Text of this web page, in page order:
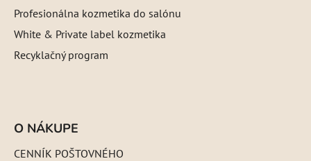
Profesionálna kozmetika do salónu
White & Private label kozmetika
Recyklačný program
O NÁKUPE
CENNÍK POŠTOVNÉHO